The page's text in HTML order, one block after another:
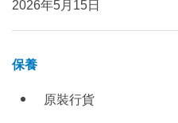
2026年5月15日
保養
原裝行貨